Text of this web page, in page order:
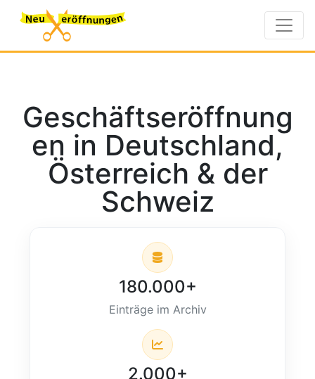
Geschäftseröffnung
en in Deutschland,
Österreich & der
Schweiz
180.000+
Einträge im Archiv
2.000+